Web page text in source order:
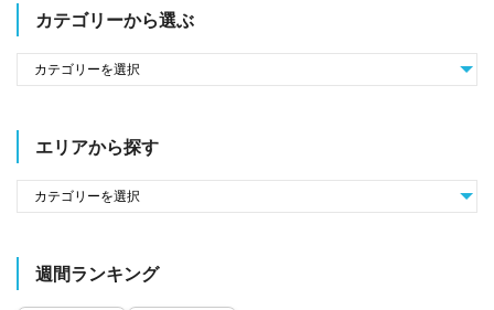
カテゴリーから選ぶ
エリアから探す
週間ランキング